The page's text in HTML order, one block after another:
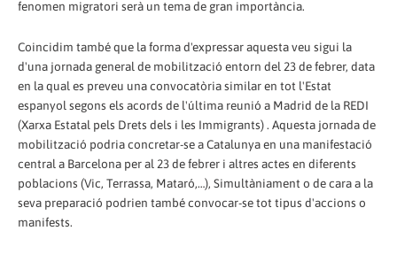
fenomen migratori serà un tema de gran importància.
Coincidim també que la forma d'expressar aquesta veu sigui la
d'una jornada general de mobilització entorn del 23 de febrer, data
en la qual es preveu una convocatòria similar en tot l'Estat
espanyol segons els acords de l'última reunió a Madrid de la REDI
(Xarxa Estatal pels Drets dels i les Immigrants) . Aquesta jornada de
mobilització podria concretar-se a Catalunya en una manifestació
central a Barcelona per al 23 de febrer i altres actes en diferents
poblacions (Vic, Terrassa, Mataró,…), Simultàniament o de cara a la
seva preparació podrien també convocar-se tot tipus d'accions o
manifests.